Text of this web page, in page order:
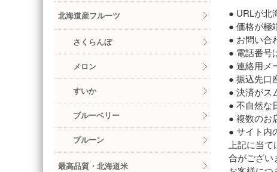
● URLが北
● 価格が極
● お問い合
● 電話番号
● 連絡用メ
● 振込先口
● 決済がス
● 不自然な
● 複数のお
● サイト内
上記に当
合がござい
北海道産フルーツ
さくらんぼ
メロン
すいか
ブルーベリー
プルーン
最高品質・北海道米